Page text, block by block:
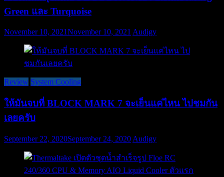
Green และ Turquoise
November 10, 2021November 10, 2021 Audigy
Review System Cooling
ให้มันจบที่ BLOCK MARK 7 จะเย็นแค่ไหน ไปชมกัน
เลยครับ
September 22, 2020September 24, 2020 Audigy